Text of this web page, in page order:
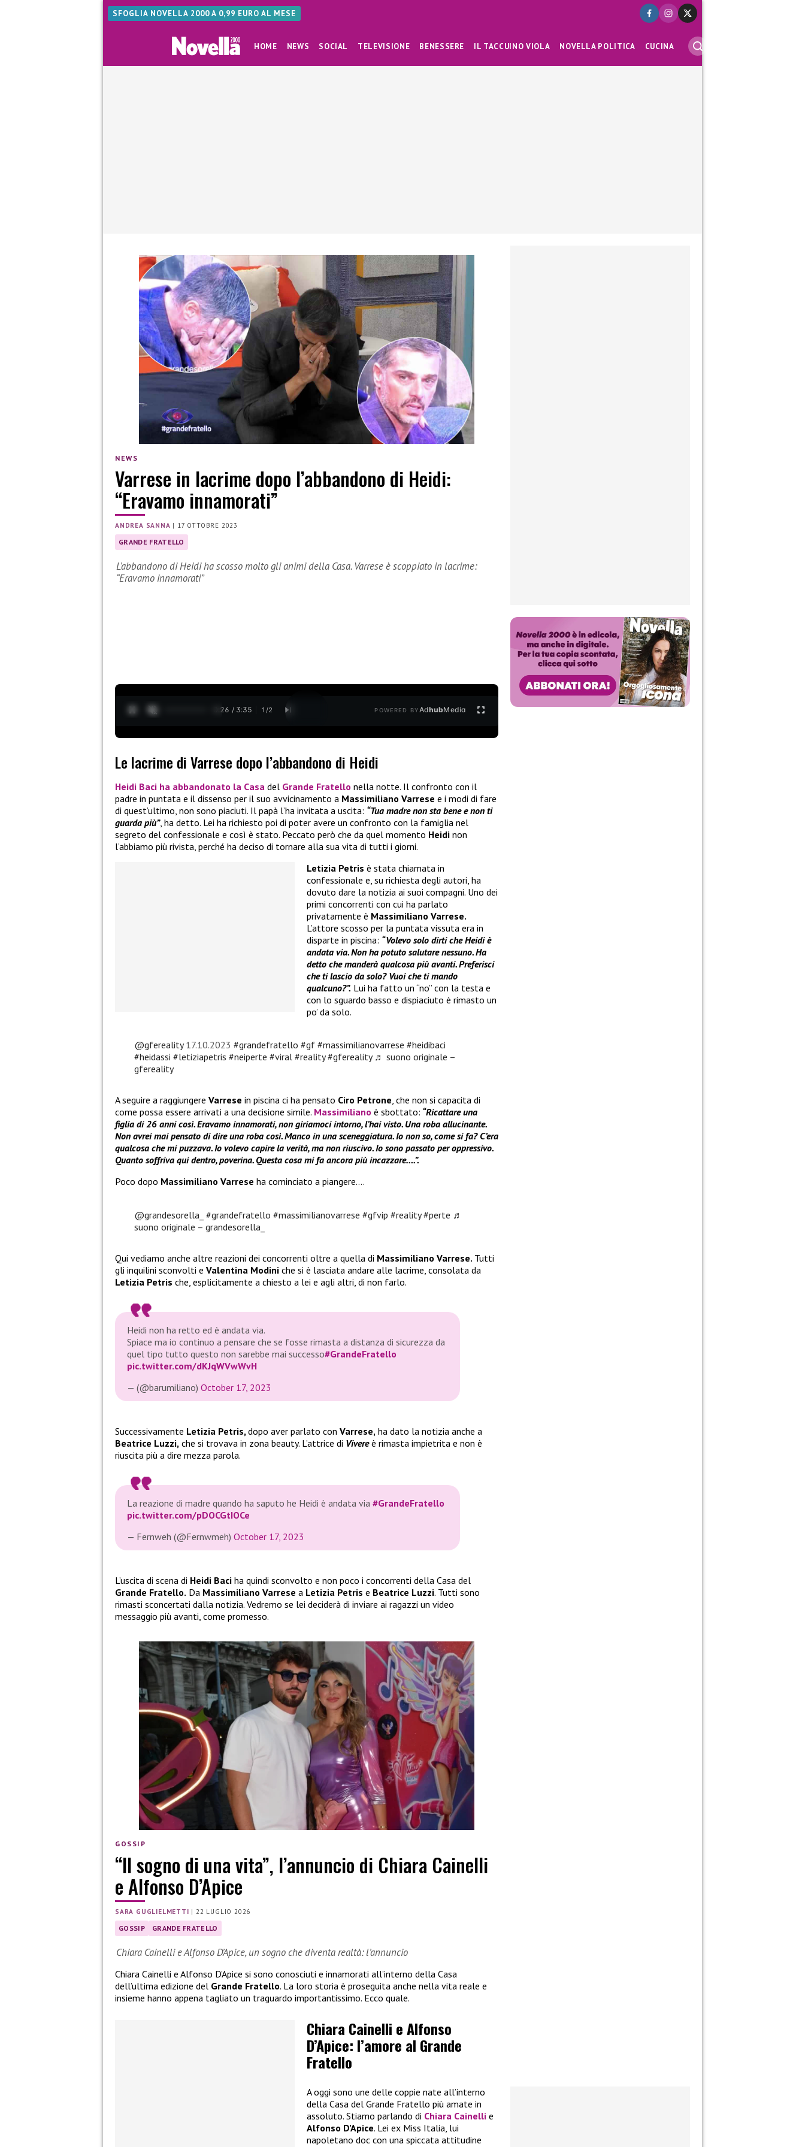
SFOGLIA NOVELLA 2000 A 0,99 EURO AL MESE
HOME NEWS SOCIAL TELEVISIONE BENESSERE IL TACCUINO VIOLA NOVELLA POLITICA CUCINA
NEWS
Varrese in lacrime dopo l’abbandono di Heidi:
“Eravamo innamorati”
ANDREA SANNA | 17 OTTOBRE 2023
GRANDE FRATELLO
L’abbandono di Heidi ha scosso molto gli animi della Casa. Varrese è scoppiato in lacrime:
“Eravamo innamorati”
0:27 / 3:35 1 /2 POWERED BYAdhubMedia
Le lacrime di Varrese dopo l’abbandono di Heidi
Heidi Baci ha abbandonato la Casa del Grande Fratello nella notte. Il confronto con il
padre in puntata e il dissenso per il suo avvicinamento a Massimiliano Varrese e i modi di fare
di quest’ultimo, non sono piaciuti. Il papà l’ha invitata a uscita: “Tua madre non sta bene e non ti
guarda più”, ha detto. Lei ha richiesto poi di poter avere un confronto con la famiglia nel
segreto del confessionale e così è stato. Peccato però che da quel momento Heidi non
l’abbiamo più rivista, perché ha deciso di tornare alla sua vita di tutti i giorni.
Letizia Petris è stata chiamata in
confessionale e, su richiesta degli autori, ha
dovuto dare la notizia ai suoi compagni. Uno dei
primi concorrenti con cui ha parlato
privatamente è Massimiliano Varrese.
L’attore scosso per la puntata vissuta era in
disparte in piscina: “Volevo solo dirti che Heidi è
andata via. Non ha potuto salutare nessuno. Ha
detto che manderà qualcosa più avanti. Preferisci
che ti lascio da solo? Vuoi che ti mando
qualcuno?”. Lui ha fatto un “no” con la testa e
con lo sguardo basso e dispiaciuto è rimasto un
po’ da solo.
@gfereality17.10.2023 #grandefratello #gf #massimilianovarrese #heidibaci
#heidassi #letiziapetris #neiperte #viral #reality #gfereality ♬ suono originale –
gfereality
A seguire a raggiungere Varrese in piscina ci ha pensato Ciro Petrone, che non si capacita di
come possa essere arrivati a una decisione simile. Massimiliano è sbottato: “Ricattare una
figlia di 26 anni così. Eravamo innamorati, non giriamoci intorno, l’hai visto. Una roba allucinante.
Non avrei mai pensato di dire una roba così. Manco in una sceneggiatura. Io non so, come si fa? C’era
qualcosa che mi puzzava. Io volevo capire la verità, ma non riuscivo. Io sono passato per oppressivo.
Quanto soffriva qui dentro, poverina. Questa cosa mi fa ancora più incazzare….”.
Poco dopo Massimiliano Varrese ha cominciato a piangere….
@grandesorella_ #grandefratello #massimilianovarrese #gfvip #reality #perte ♬
suono originale – grandesorella_
Qui vediamo anche altre reazioni dei concorrenti oltre a quella di Massimiliano Varrese. Tutti
gli inquilini sconvolti e Valentina Modini che si è lasciata andare alle lacrime, consolata da
Letizia Petris che, esplicitamente a chiesto a lei e agli altri, di non farlo.
Heidi non ha retto ed è andata via.
Spiace ma io continuo a pensare che se fosse rimasta a distanza di sicurezza da
quel tipo tutto questo non sarebbe mai successo#GrandeFratello
pic.twitter.com/dKJqWVwWvH
— (@barumiliano) October 17, 2023
Successivamente Letizia Petris, dopo aver parlato con Varrese, ha dato la notizia anche a
Beatrice Luzzi, che si trovava in zona beauty. L’attrice di Vivereè rimasta impietrita e non è
riuscita più a dire mezza parola.
La reazione di madre quando ha saputo he Heidi è andata via #GrandeFratello
pic.twitter.com/pDOCGtIOCe
— Fernweh (@Fernwmeh) October 17, 2023
L’uscita di scena di Heidi Baci ha quindi sconvolto e non poco i concorrenti della Casa del
Grande Fratello. Da Massimiliano Varrese a Letizia Petris e Beatrice Luzzi. Tutti sono
rimasti sconcertati dalla notizia. Vedremo se lei deciderà di inviare ai ragazzi un video
messaggio più avanti, come promesso.
GOSSIP
“Il sogno di una vita”, l’annuncio di Chiara Cainelli
e Alfonso D’Apice
SARA GUGLIELMETTI |22 LUGLIO 2026
GOSSIP GRANDE FRATELLO
Chiara Cainelli e Alfonso D’Apice, un sogno che diventa realtà: l’annuncio
Chiara Cainelli e Alfonso D’Apice si sono conosciuti e innamorati all’interno della Casa
dell’ultima edizione del Grande Fratello. La loro storia è proseguita anche nella vita reale e
insieme hanno appena tagliato un traguardo importantissimo. Ecco quale.
Chiara Cainelli e Alfonso
D’Apice: l’amore al Grande
Fratello
A oggi sono une delle coppie nate all’interno
della Casa del Grande Fratello più amate in
assoluto. Stiamo parlando di Chiara Cainelli e
Alfonso D’Apice. Lei ex Miss Italia, lui
napoletano doc con una spiccata attitudine